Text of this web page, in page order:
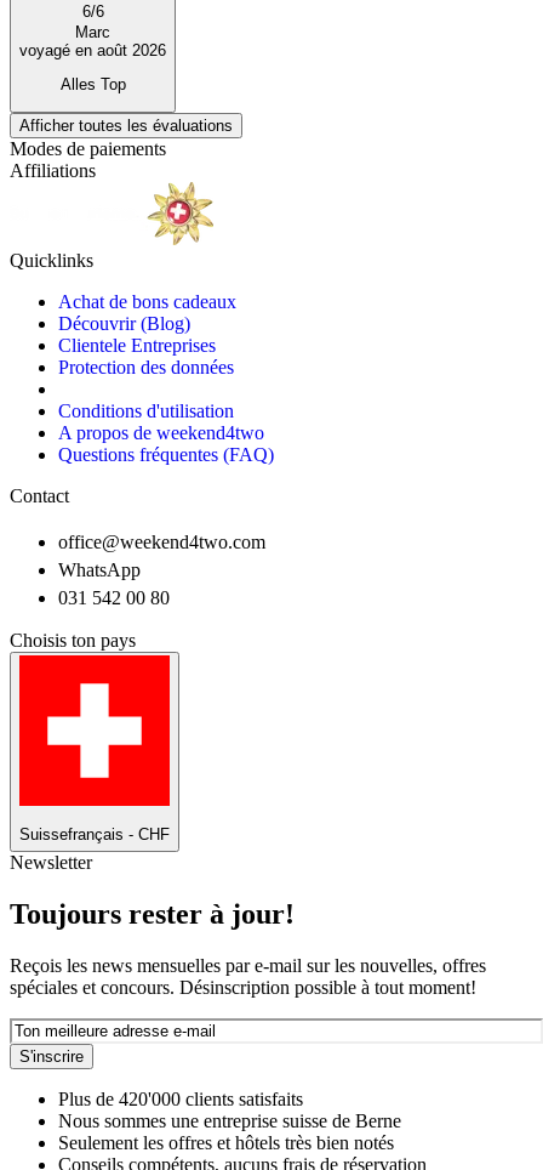
6/6
Marc
voyagé en août 2026
Alles Top
Afficher toutes les évaluations
Modes de paiements
Affiliations
Quicklinks
Achat de bons cadeaux
Découvrir (Blog)
Clientele Entreprises
Protection des données
Conditions d'utilisation
A propos de weekend4two
Questions fréquentes (FAQ)
Contact
office@weekend4two.com
WhatsApp
031 542 00 80
Choisis ton pays
Suissefrançais - CHF
Newsletter
Toujours rester à jour!
Reçois les news mensuelles par e-mail sur les nouvelles, offres
spéciales et concours. Désinscription possible à tout moment!
S'inscrire
Plus de 420'000 clients satisfaits
Nous sommes une entreprise suisse de Berne
Seulement les offres et hôtels très bien notés
Conseils compétents, aucuns frais de réservation